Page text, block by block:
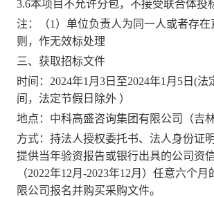
3.6本项目不允许分包，不接受联合体
注：（1）单位负责人为同一人或者存
则，作无效标处理
三、获取招标文件
时间 ： 2024年1 月 3 日 至2024年1 月 5 日 (法
间，法定节假日除外 ）
地点：中科高盛咨询集团有限公司（吉
方式：持法人授权委托书、法人身份证
提供当年验资报告或银行出具的公司资
（2022年12月 -2023年12月 ） 任意六个月
限公司报名并购买采购文件。